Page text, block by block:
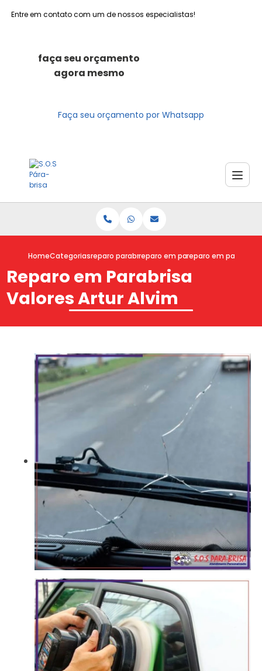
Entre em contato com um de nossos especialistas!
faça seu orçamento
agora mesmo
Faça seu orçamento por Whatsapp
HomeCategoriasreparo parabrisasreparo em parabrisa
reparo em
Reparo em Parabrisa
Valores Artur Alvim